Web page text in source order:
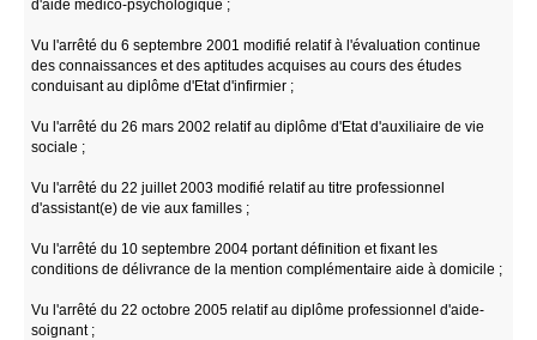
d'aide médico-psychologique ;
Vu l'arrêté du 6 septembre 2001 modifié relatif à l'évaluation continue
des connaissances et des aptitudes acquises au cours des études
conduisant au diplôme d'Etat d'infirmier ;
Vu l'arrêté du 26 mars 2002 relatif au diplôme d'Etat d'auxiliaire de vie
sociale ;
Vu l'arrêté du 22 juillet 2003 modifié relatif au titre professionnel
d'assistant(e) de vie aux familles ;
Vu l'arrêté du 10 septembre 2004 portant définition et fixant les
conditions de délivrance de la mention complémentaire aide à domicile ;
Vu l'arrêté du 22 octobre 2005 relatif au diplôme professionnel d'aide-
soignant ;